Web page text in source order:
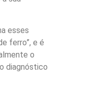
esses
ferro”, e é
o
diagnóstico